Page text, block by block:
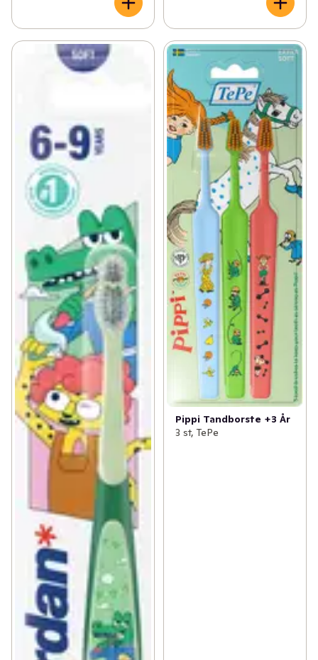
Pippi Tandborste +3 År
3 st, TePe